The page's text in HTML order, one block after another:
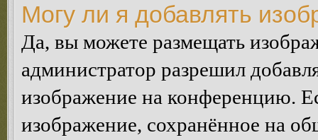
Могу ли я добавлять
Да, вы можете размещать
администратор разрешил
изображение на конференцию.
изображение, сохранённое на